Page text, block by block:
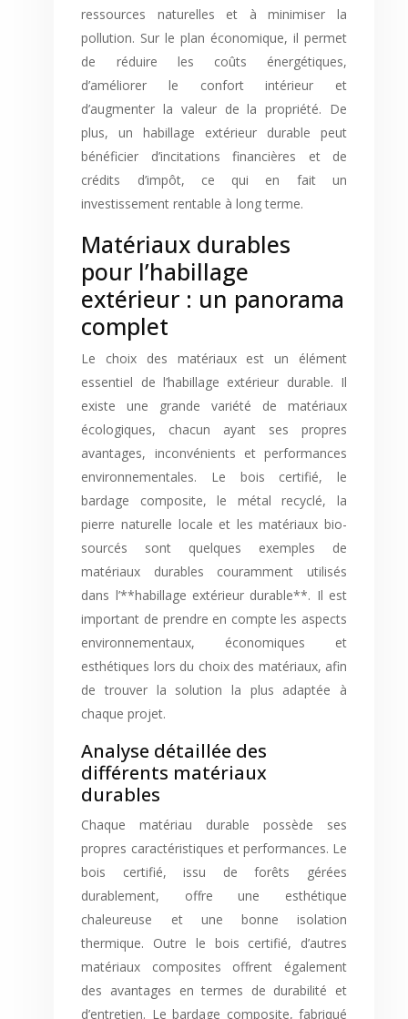
ressources naturelles et à minimiser la
pollution. Sur le plan économique, il permet
de réduire les coûts énergétiques,
d’améliorer le confort intérieur et
d’augmenter la valeur de la propriété. De
plus, un habillage extérieur durable peut
bénéficier d’incitations financières et de
crédits d’impôt, ce qui en fait un
investissement rentable à long terme.
Matériaux durables
pour l’habillage
extérieur : un panorama
complet
Le choix des matériaux est un élément
essentiel de l’habillage extérieur durable. Il
existe une grande variété de matériaux
écologiques, chacun ayant ses propres
avantages, inconvénients et performances
environnementales. Le bois certifié, le
bardage composite, le métal recyclé, la
pierre naturelle locale et les matériaux bio-
sourcés sont quelques exemples de
matériaux durables couramment utilisés
dans l’**habillage extérieur durable**. Il est
important de prendre en compte les aspects
environnementaux, économiques et
esthétiques lors du choix des matériaux, afin
de trouver la solution la plus adaptée à
chaque projet.
Analyse détaillée des
différents matériaux
durables
Chaque matériau durable possède ses
propres caractéristiques et performances. Le
bois certifié, issu de forêts gérées
durablement, offre une esthétique
chaleureuse et une bonne isolation
thermique. Outre le bois certifié, d’autres
matériaux composites offrent également
des avantages en termes de durabilité et
d’entretien. Le bardage composite, fabriqué